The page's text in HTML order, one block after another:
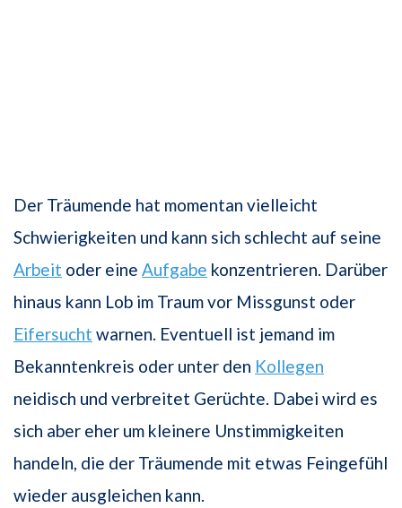
Der Träumende hat momentan vielleicht
Schwierigkeiten und kann sich schlecht auf seine
Arbeit oder eine Aufgabe konzentrieren. Darüber
hinaus kann Lob im Traum vor Missgunst oder
Eifersucht warnen. Eventuell ist jemand im
Bekanntenkreis oder unter den Kollegen
neidisch und verbreitet Gerüchte. Dabei wird es
sich aber eher um kleinere Unstimmigkeiten
handeln, die der Träumende mit etwas Feingefühl
wieder ausgleichen kann.